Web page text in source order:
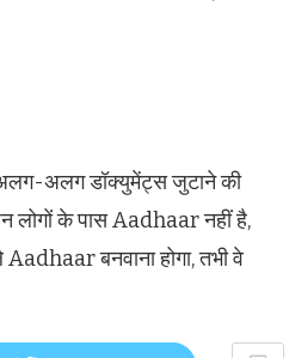
अलग डॉक्युमेंट्स जुटाने की
लोगों के पास Aadhaar नहीं है,
बनवाना होगा, तभी वे